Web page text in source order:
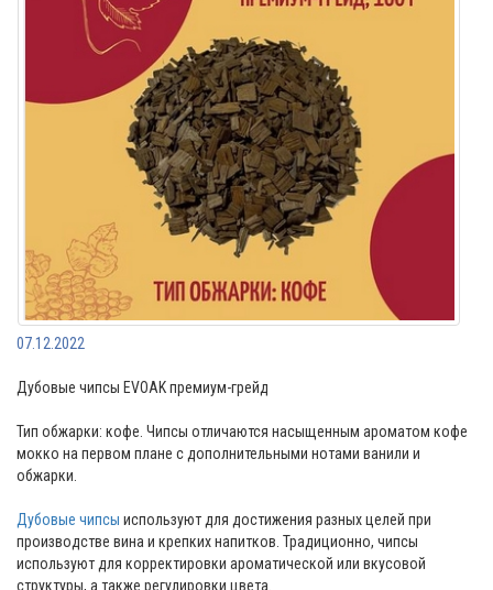
07.12.2022
Дубовые чипсы EVOAK премиум-грейд
Тип обжарки: кофе. Чипсы отличаются насыщенным ароматом кофе
мокко на первом плане с дополнительными нотами ванили и
обжарки.
Дубовые чипсы используют для достижения разных целей при
производстве вина и крепких напитков. Традиционно, чипсы
используют для корректировки ароматической или вкусовой
структуры, а также регулировки цвета.